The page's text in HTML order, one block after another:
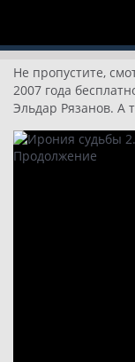
Не пропустите,
2007 года
Эльдар Рязанов. А